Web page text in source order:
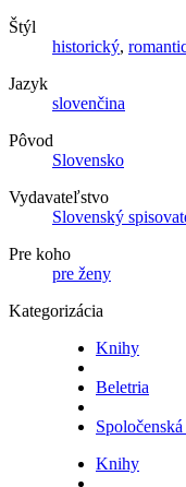
Štýl
historický,
Jazyk
slovenčina
Pôvod
Slovensko
Vydavateľstvo
Slovenský
Pre koho
pre ženy
Kategorizácia
Knihy
Beletria
Knihy